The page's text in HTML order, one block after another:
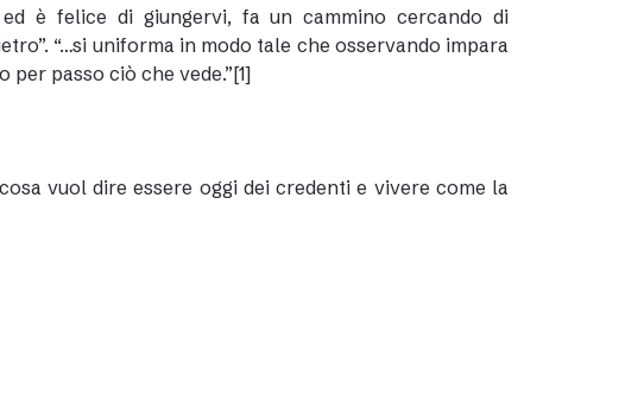
è felice di giungervi, fa un cammino cercando di
“…si uniforma in modo tale che osservando impara
per passo ciò che vede.”[1]
vuol dire essere oggi dei credenti e vivere come la